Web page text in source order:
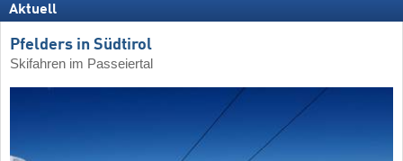
Aktuell
Pfelders in Südtirol
Skifahren im Passeiertal